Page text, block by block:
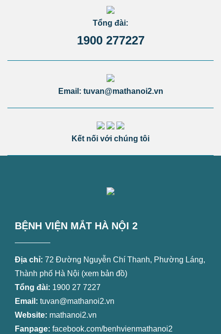
Tổng đài:
1900 277227
Email: tuvan@mathanoi2.vn
Kết nối với chúng tôi
BỆNH VIỆN MẮT HÀ NỘI 2
Địa chỉ: 72 Đường Nguyễn Chí Thanh, Phường Láng,
Thành phố Hà Nội (xem bản đồ)
Tổng đài: 1900 27 7227
Email: tuvan@mathanoi2.vn
Website: mathanoi2.vn
Fanpage: facebook.com/benhvienmathanoi2